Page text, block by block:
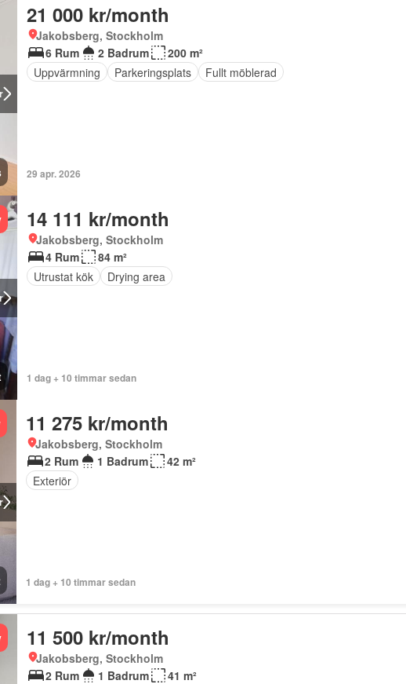
21 000 kr/month
Jakobsberg, Stockholm
6 Rum
2 Badrum
200 m²
Uppvärmning
Parkeringsplats Fullt möblerad
29 apr. 2026
14 111 kr/month
Jakobsberg, Stockholm
4 Rum
84 m²
Utrustat kök
Drying area
1 dag + 10 timmar sedan
11 275 kr/month
Jakobsberg, Stockholm
2 Rum
1 Badrum
42 m²
Exteriör
1 dag + 10 timmar sedan
11 500 kr/month
Jakobsberg, Stockholm
2 Rum
1 Badrum 41 m²